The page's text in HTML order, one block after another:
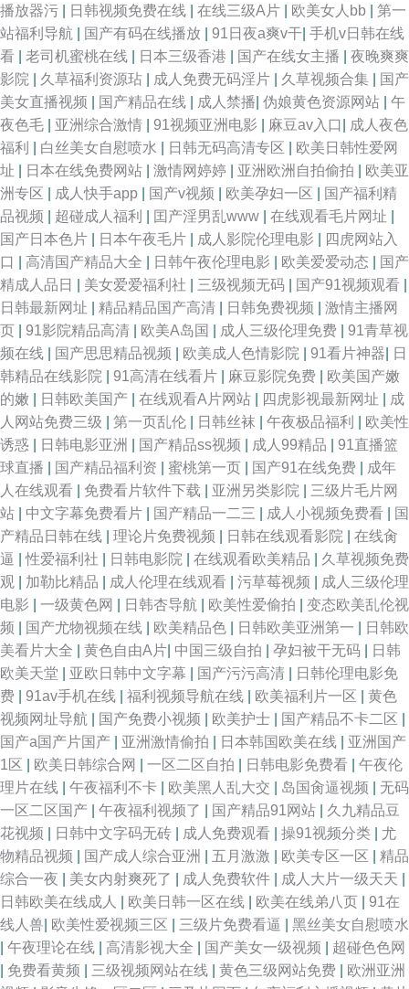
播放器污
日韩视频免费在线 在线三级A片 欧美女人bb
第一
站福利导航
国产有码在线播放 91日夜a爽v干 手机v日韩在线
看
老司机蜜桃在线 日本三级香港 国产在线女主播
夜晚爽爽
影院
久草福利资源玷 成人免费无码淫片 久草视频合集
国产
美女直播视频
国产精品在线 成人禁播 伪娘黄色资源网站
午
夜色毛
亚洲综合激情 91视频亚洲电影 麻豆av入口
成人夜色
福利
白丝美女自慰喷水 日韩无码高清专区
欧美日韩性爱网
址
日本在线免费网站 激情网婷婷 亚洲欧洲自拍偷拍
欧美亚
洲专区
成人快手app 国产v视频 欧美孕妇一区
国产福利精
品视频
超碰成人福利 囯产淫男乱www 在线观看毛片网址
国产日本色片
日本午夜毛片 成人影院伦理电影
四虎网站入
口
高清国产精品大全 日韩午夜伦理电影 欧美爱爱动态
国产
精成人品日
美女爱爱福利社 三级视频无码 国产91视频观看
日韩最新网址
精品精品国产高清 日韩免费视频
激情主播网
页
91影院精品高清 欧美A岛国 成人三级伦理免费
91青草视
频在线
国产思思精品视频 欧美成人色情影院 91看片神器
日
韩精品在线影院
91高清在线看片 麻豆影院免费
欧美国产嫩
的嫩
日韩欧美国产 在线观看A片网站 四虎影视最新网址
成
人网站免费三级
第一页乱伦 日韩丝袜 午夜极品福利
欧美性
诱惑
日韩电影亚洲 国产精品ss视频 成人99精品
91直播篮
球直播
国产精品福利资 蜜桃第一页 国产91在线免费
成年
人在线观看
免费看片软件下载 亚洲另类影院
三级片毛片网
站
中文字幕免费看片 国产精品一二三 成人小视频免费看
国
产精品日韩在线
理论片免费视频 日韩在线观看影院
在线肏
逼
|性爱福利社 日韩电影院 在线观看欧美精品
久草视频免费
观
加勒比精品 成人伦理在线观看 污草莓视频
成人三级伦理
电影
一级黄色网 日韩杏导航 欧美性爱偷拍
变态欧美乱伦视
频
国产尤物视频在线 欧美精品色 日韩欧美亚洲第一
日韩欧
美看片大全
黄色自由A片 中国三级自拍 孕妇被干无码
日韩
欧美天堂
亚欧日韩中文字幕 国产污污高清
日韩伦理电影免
费
91av手机在线 福利视频导航在线 欧美福利片一区
黄色
视频网址导航
国产免费小视频 欧美护士 国产精品不卡二区
国产a国产片国产
亚洲激情偷拍 日本韩国欧美在线
亚洲国产
1区
欧美日韩综合网 一区二区自拍 日韩电影免费看
午夜伦
理片在线
午夜福利不卡 欧美黑人乱大交 岛国肏逼视频
无码
一区二区国产
午夜福利视频了 国产精品91网站
久九精品豆
花视频
日韩中文字码无砖 成人免费观看 操91视频分类
尤
物精品视频
国产成人综合亚洲 五月激激 欧美专区一区
精品
综合一夜
美女内射爽死了 成人免费软件 成人大片一级天天
日韩欧美在线成人
欧美日韩一区在线 欧美在线弟八页
91在
线人兽 欧美性爱视频三区 三级片免费看逼
黑丝美女自慰喷水
午夜理论在线 高清影视大全 国产美女一级视频
超碰色色网
免费看黄频 三级视频网站在线 黄色三级网站免费
欧洲亚洲